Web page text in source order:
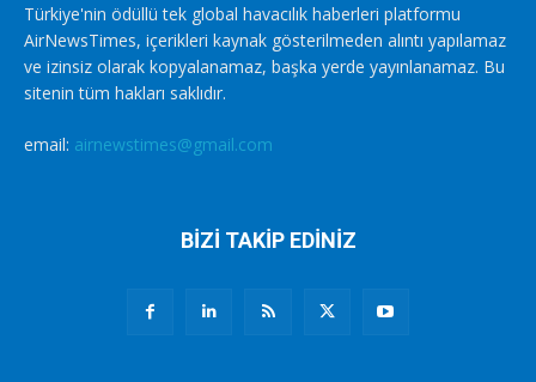
Türkiye'nin ödüllü tek global havacılık haberleri platformu
AirNewsTimes, içerikleri kaynak gösterilmeden alıntı yapılamaz
ve izinsiz olarak kopyalanamaz, başka yerde yayınlanamaz. Bu
sitenin tüm hakları saklıdır.
email: airnewstimes@gmail.com
BİZİ TAKİP EDİNİZ